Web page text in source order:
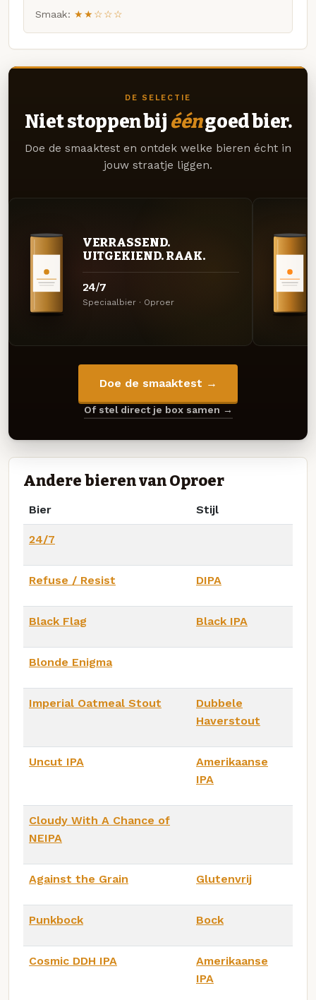
Smaak: ★★☆☆☆
DE SELECTIE
Niet stoppen bij ééngoed bier.
Doe de smaaktest en ontdek welke bieren écht in
jouw straatje liggen.
VERRASSEND.
UITGEKIEND. RAAK.
24/7
Speciaalbier · Oproer
Doe de smaaktest →
Of stel direct je box samen →
Andere bieren van Oproer
Bier Stijl
24/7
Refuse / Resist DIPA
Black Flag Black IPA
Blonde Enigma
Imperial Oatmeal Stout
Dubbele
Haverstout
Uncut IPA
Amerikaanse
IPA
Cloudy With A Chance of
NEIPA
Against the Grain Glutenvrij
Punkbock Bock
Cosmic DDH IPA
Amerikaanse
IPA